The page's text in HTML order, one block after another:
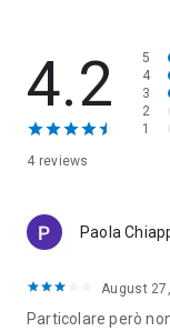
ai malinconici
sprofonderanno in
Tra i caruggi
mai sottovalutare
4.2
4 reviews
5
4
3
2
1
Paola
August
Particolare però